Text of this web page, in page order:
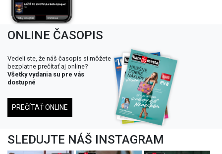
ONLINE ČASOPIS
Vedeli ste, že náš časopis si môžete
bezplatne prečítať aj online?
Všetky vydania su pre vás
dostupné
PREČÍTAŤ ONLINE
SLEDUJTE NÁŠ INSTAGRAM